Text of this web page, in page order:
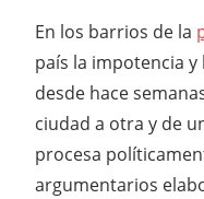
En los barrios de la
país la impotencia
desde hace
ciudad a otra y de
procesa
argumentarios